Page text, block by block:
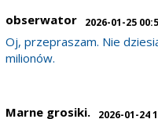
obserwator 2026-01-25
Oj, przepraszam. Nie
milionów.
Marne grosiki. 2026-01-24